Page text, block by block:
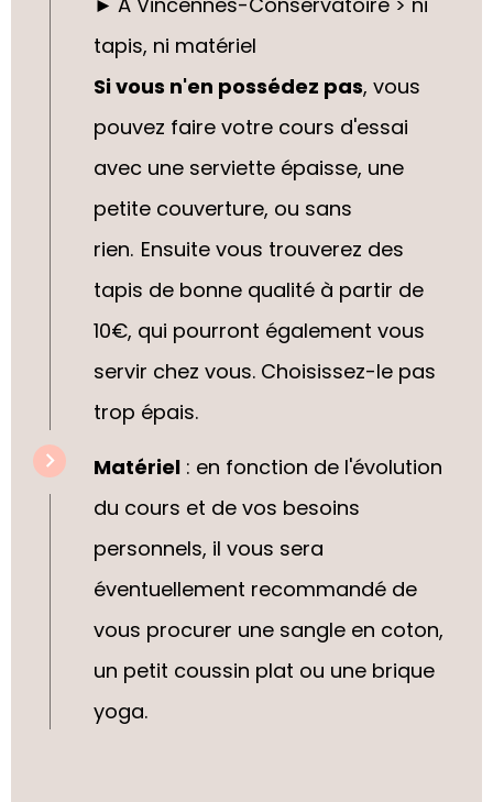
tapis, ni matériel
Si vous n'en possédez pas, vous
pouvez faire votre cours d'essai
avec une serviette épaisse, une
petite couverture, ou sans
rien. Ensuite vous trouverez des
tapis de bonne qualité à partir de
10€, qui pourront également vous
servir chez vous. Choisissez-le pas
trop épais.
Matériel : en fonction de l'évolution
du cours et de vos besoins
personnels, il vous sera
éventuellement recommandé de
vous procurer une sangle en coton,
un petit coussin plat ou une brique
yoga.